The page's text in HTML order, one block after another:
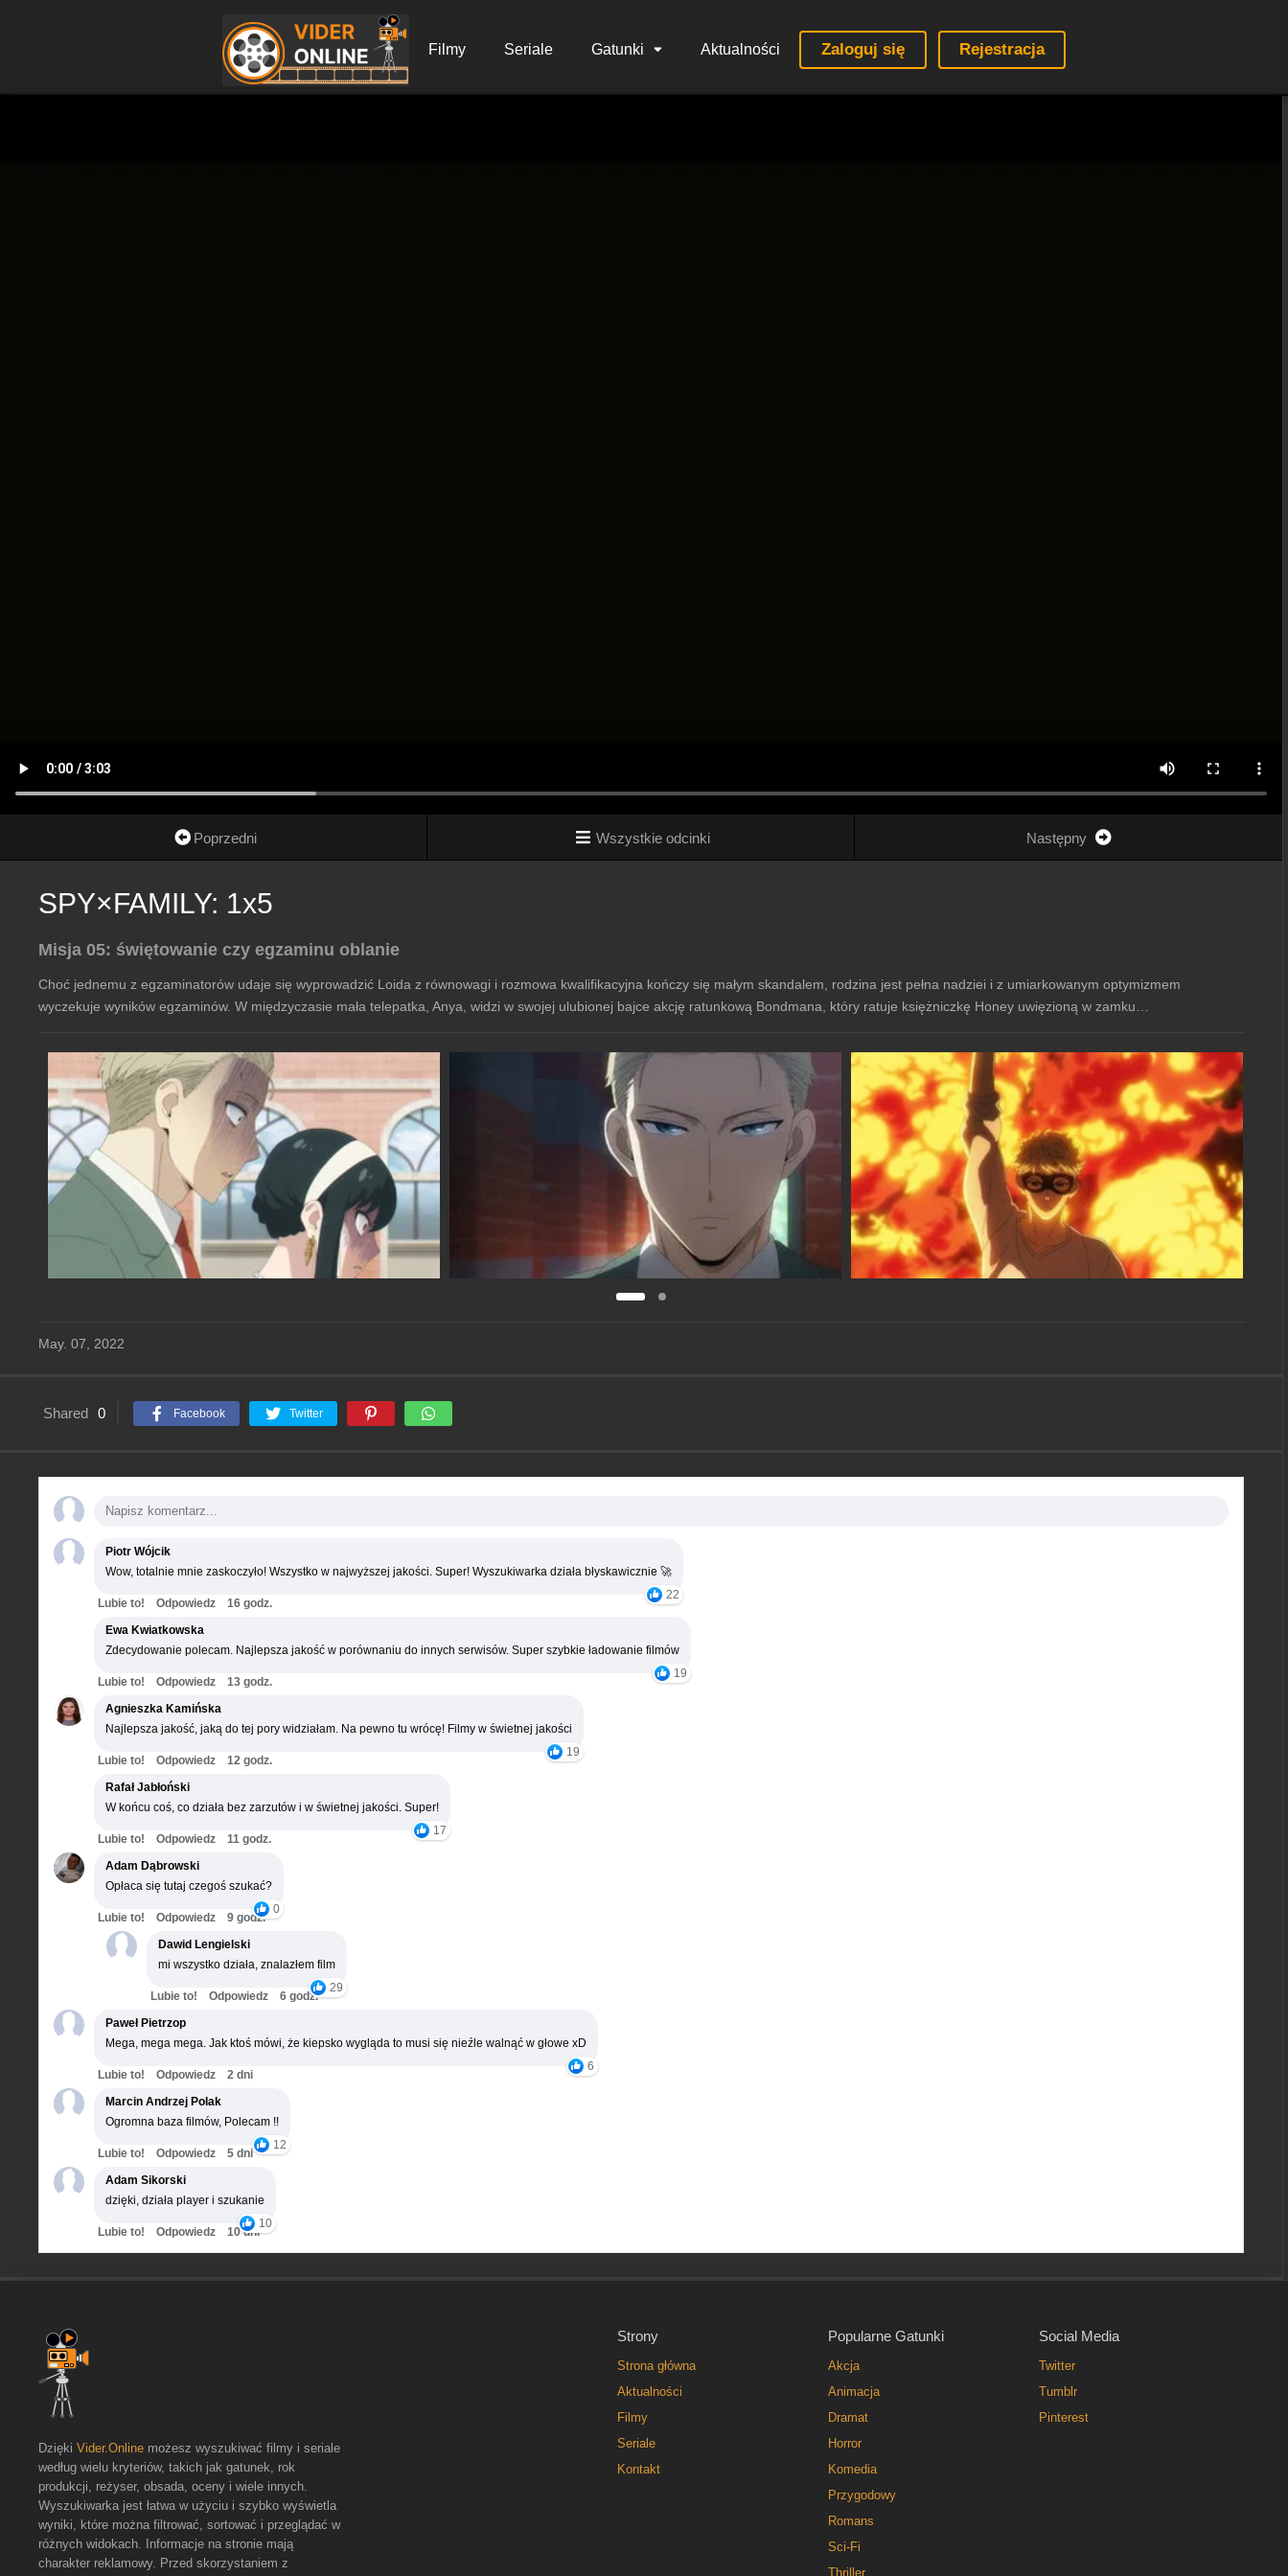
Filmy Seriale Gatunki Aktualności Zaloguj się Rejestracja
Poprzedni Wszystkie odcinki Następny
SPY×FAMILY: 1x5
Misja 05: świętowanie czy egzaminu oblanie
Choć jednemu z egzaminatorów udaje się wyprowadzić Loida z równowagi i rozmowa kwalifikacyjna kończy się małym skandalem, rodzina jest pełna nadziei i z umiarkowanym optymizmem
wyczekuje wyników egzaminów. W międzyczasie mała telepatka, Anya, widzi w swojej ulubionej bajce akcję ratunkową Bondmana, który ratuje księżniczkę Honey uwięzioną w zamku…
May. 07, 2022
Shared 0 Facebook Twitter
Piotr Wójcik
Wow, totalnie mnie zaskoczyło! Wszystko w najwyższej jakości. Super! Wyszukiwarka działa błyskawicznie 🚀
22
Lubie to! Odpowiedz
16 godz.
Ewa Kwiatkowska
Zdecydowanie polecam. Najlepsza jakość w porównaniu do innych serwisów. Super szybkie ładowanie filmów
19
Lubie to! Odpowiedz
13 godz.
Agnieszka Kamińska
Najlepsza jakość, jaką do tej pory widziałam. Na pewno tu wrócę! Filmy w świetnej jakości
19
Lubie to! Odpowiedz
12 godz.
Rafał Jabłoński
W końcu coś, co działa bez zarzutów i w świetnej jakości. Super!
17
Lubie to! Odpowiedz
11 godz.
Adam Dąbrowski
Opłaca się tutaj czegoś szukać?
0
Lubie to! Odpowiedz
9 godz.
Dawid Lengielski
mi wszystko działa, znalazłem film
29
Lubie to! Odpowiedz
6 godz.
Paweł Pietrzop
Mega, mega mega. Jak ktoś mówi, że kiepsko wygląda to musi się nieźle walnąć w głowe xD
6
Lubie to! Odpowiedz
2 dni
Marcin Andrzej Polak
Ogromna baza filmów, Polecam !!
12
Lubie to! Odpowiedz
5 dni
Adam Sikorski
dzięki, działa player i szukanie
10
Lubie to! Odpowiedz 10 dni
Strony
Strona główna
Aktualności
Filmy
Seriale
Kontakt
Popularne Gatunki
Akcja
Animacja
Dramat
Horror
Komedia
Przygodowy
Romans
Sci-Fi
Thriller
Social Media
Twitter
Tumblr
Pinterest
Dzięki Vider.Online możesz wyszukiwać filmy i seriale
według wielu kryteriów, takich jak gatunek, rok
produkcji, reżyser, obsada, oceny i wiele innych.
Wyszukiwarka jest łatwa w użyciu i szybko wyświetla
wyniki, które można filtrować, sortować i przeglądać w
różnych widokach. Informacje na stronie mają
charakter reklamowy. Przed skorzystaniem z